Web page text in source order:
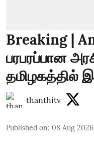
Breaking |
பரபரப்பான
தமிழகத்தில்
thanthitv
Published on: 08 Aug